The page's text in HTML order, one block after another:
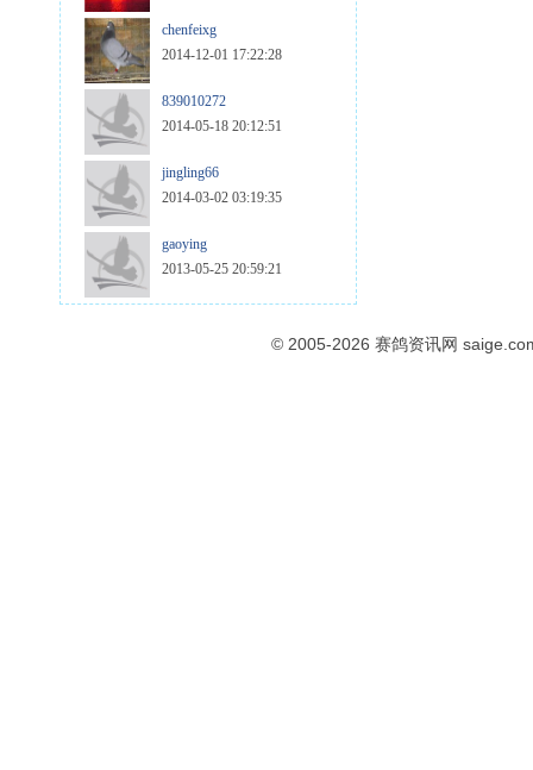
chenfeixg
2014-12-01 17:22:28
839010272
2014-05-18 20:12:51
jingling66
2014-03-02 03:19:35
gaoying
2013-05-25 20:59:21
© 2005-2026 赛鸽资讯网